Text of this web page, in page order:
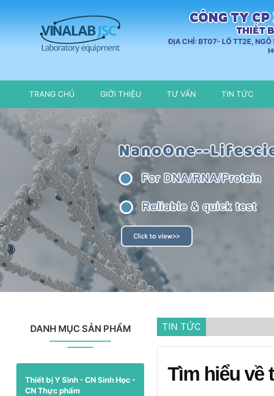
CÔNG TY
THIẾT
ĐỊA CHỈ: BT07- LÔ TT2E, NGÕ
TRANG CHỦ GIỚI THIỆU TƯ VẤN TIN TỨC
DANH MỤC SẢN PHẨM
Thiết bị Y Sinh - CN Sinh Học -
CN Thực phẩm
TIN TỨC
Tìm hiểu về